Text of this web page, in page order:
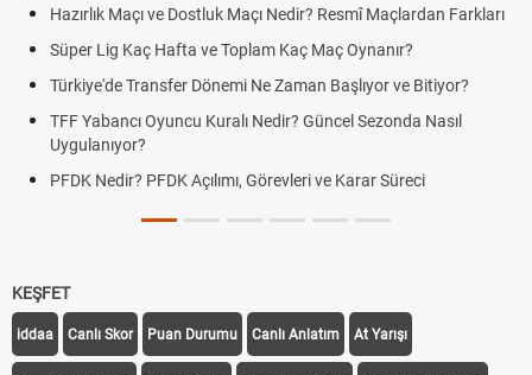
Hazırlık Maçı ve Dostluk Maçı Nedir? Resmî Maçlardan Farkları
Süper Lig Kaç Hafta ve Toplam Kaç Maç Oynanır?
Türkiye'de Transfer Dönemi Ne Zaman Başlıyor ve Bitiyor?
TFF Yabancı Oyuncu Kuralı Nedir? Güncel Sezonda Nasıl
Uygulanıyor?
PFDK Nedir? PFDK Açılımı, Görevleri ve Karar Süreci
KEŞFET
iddaa Canlı Skor Puan Durumu Canlı Anlatım At Yarışı